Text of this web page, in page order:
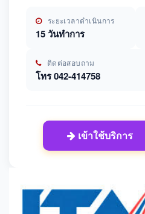
ระยะเวลาดำเนินการ
15 วันทำการ
ติดต่อสอบถาม
โทร 042-414758
เข้าใช้บริการ